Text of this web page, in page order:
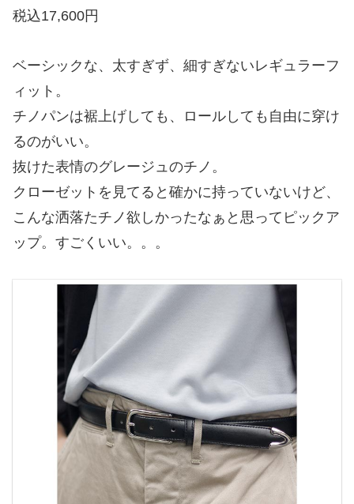
税込17,600円
ベーシックな、太すぎず、細すぎないレギュラーフ
ィット。
チノパンは裾上げしても、ロールしても自由に穿け
るのがいい。
抜けた表情のグレージュのチノ。
クローゼットを見てると確かに持っていないけど、
こんな洒落たチノ欲しかったなぁと思ってピックア
ップ。すごくいい。。。